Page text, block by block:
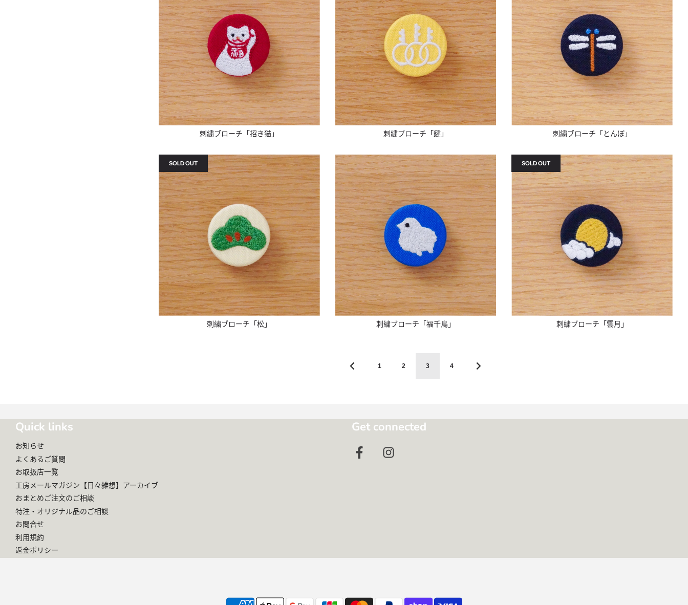
刺繍ブローチ「招き猫」 刺繍ブローチ「鍵」 刺繍ブローチ「とんぼ」
SOLD OUT
刺繍ブローチ「松」 刺繍ブローチ「福千鳥」
SOLD OUT
刺繍ブローチ「雲月」
1 2 3 4
Quick links
お知らせ
よくあるご質問
お取扱店一覧
工房メールマガジン【日々雑想】アーカイブ
おまとめご注文のご相談
特注・オリジナル品のご相談
お問合せ
利用規約
返金ポリシー
Get connected